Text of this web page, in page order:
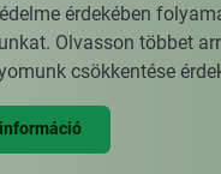
érdekében
Olvasson többet
csökkentése